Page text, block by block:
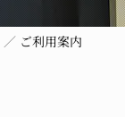
ご利用案内